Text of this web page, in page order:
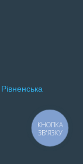
КНОПКА
ЗВ'ЯЗКУ